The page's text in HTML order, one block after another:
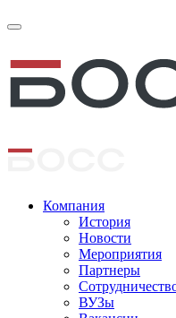
Компания
История
Новости
Мероприятия
Партнеры
ВУЗы